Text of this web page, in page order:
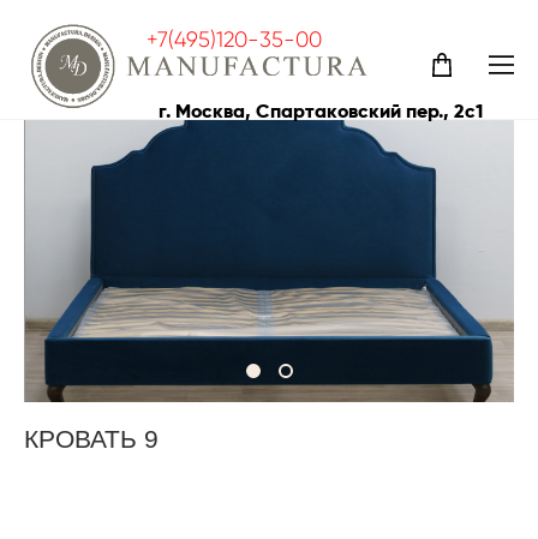
+7(495)120-35-00
г. Москва, Спартаковский пер., 2с1
каталог наши работы кровать 9
КРОВАТЬ 9